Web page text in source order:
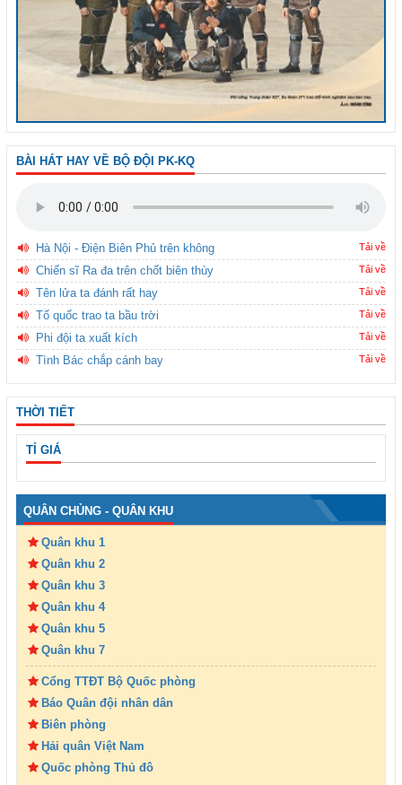
BÀI HÁT HAY VỀ BỘ ĐỘI PK-KQ
Hà Nội - Điện Biên Phủ trên không Tải về
Chiến sĩ Ra đa trên chốt biên thùy Tải về
Tên lửa ta đánh rất hay Tải về
Tổ quốc trao ta bầu trời Tải về
Phi đội ta xuất kích Tải về
Tình Bác chắp cánh bay Tải về
THỜI TIẾT
TỈ GIÁ
QUÂN CHỦNG - QUÂN KHU
Quân khu 1
Quân khu 2
Quân khu 3
Quân khu 4
Quân khu 5
Quân khu 7
Cổng TTĐT Bộ Quốc phòng
Báo Quân đội nhân dân
Biên phòng
Hải quân Việt Nam
Quốc phòng Thủ đô